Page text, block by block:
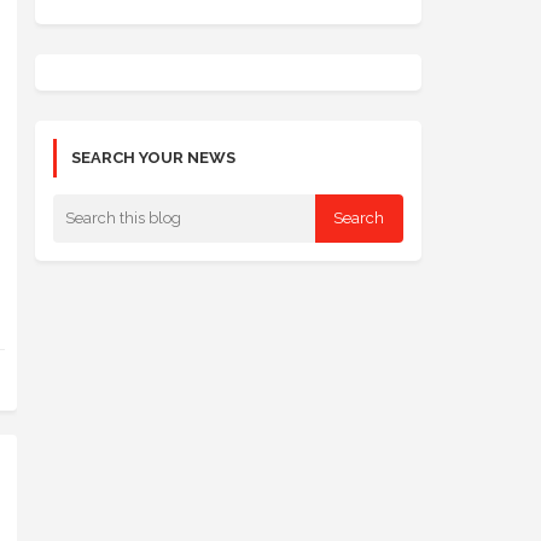
SEARCH YOUR NEWS